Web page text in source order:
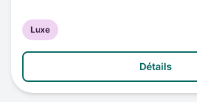
Luxe
Détails